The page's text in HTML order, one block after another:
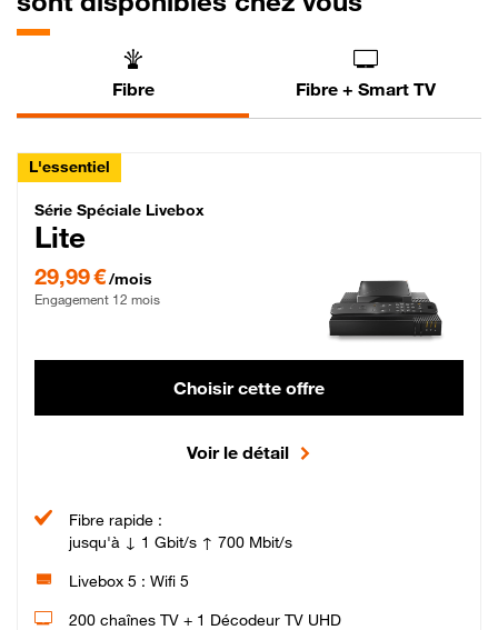
Fibre Fibre + Smart TV
L'essentiel
Série Spéciale Livebox Lite Fibre
Série Spéciale Livebox
Lite
29,99 €/mois
Engagement 12 mois
Choisir cette offre
Voir le détail
Fibre rapide :
jusqu'à ↓ 1 Gbit/s ↑ 700 Mbit/s
Livebox 5 : Wifi 5
200 chaînes TV + 1 Décodeur TV UHD